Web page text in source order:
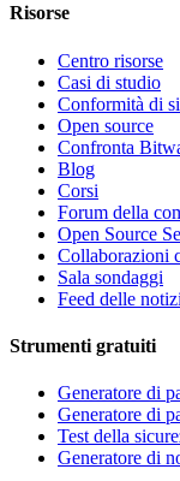
Risorse
Centro risorse
Casi di studio
Conformità di
Open source
Confronta
Blog
Corsi
Forum della
Open Source
Collaborazioni
Sala sondaggi
Feed delle
Strumenti gratuiti
Generatore di
Generatore di
Test della
Generatore di